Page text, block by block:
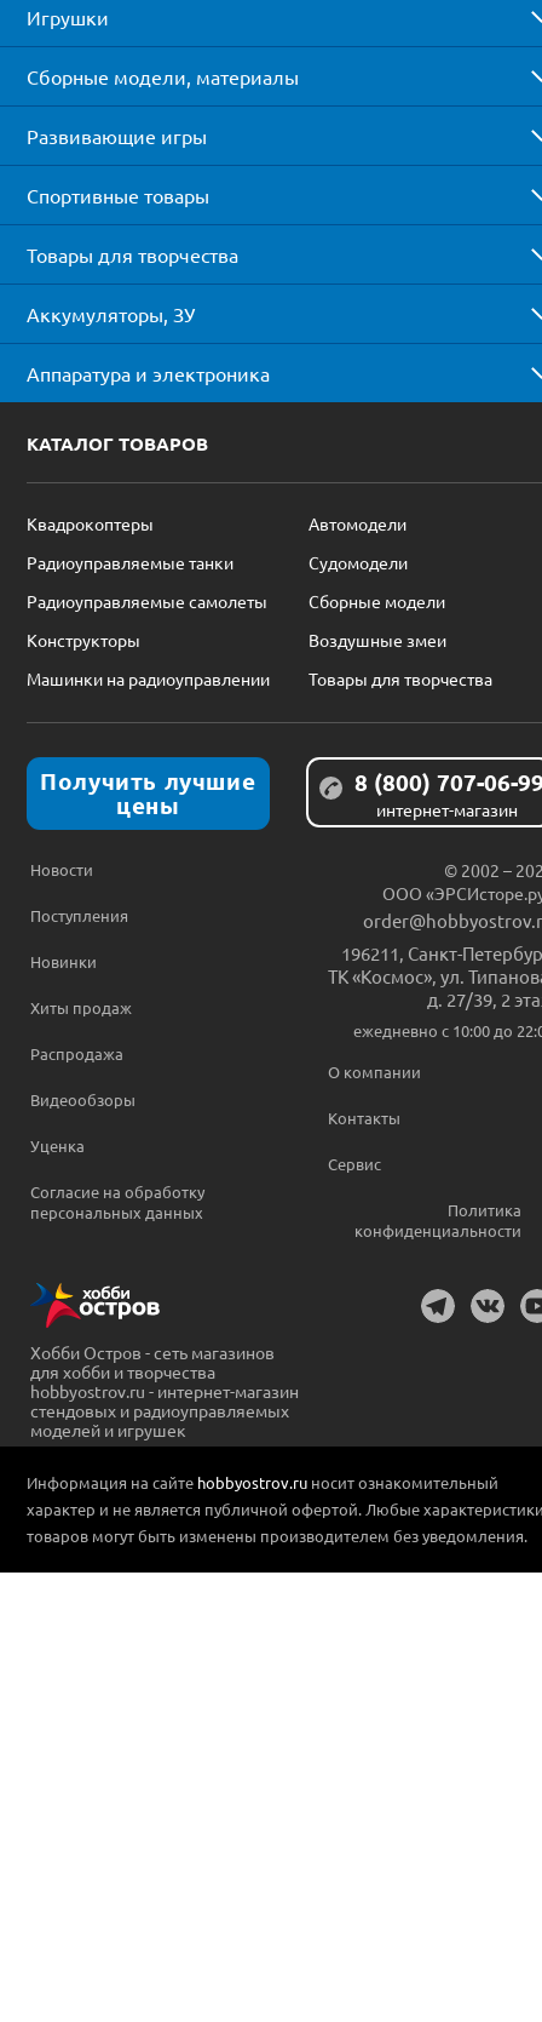
Игрушки
Сборные модели, материалы
Развивающие игры
Спортивные товары
Товары для творчества
Аккумуляторы, ЗУ
Аппаратура и электроника
КАТАЛОГ ТОВАРОВ
Квадрокоптеры
Автомодели
Радиоуправляемые танки
Судомодели
Радиоуправляемые самолеты
Сборные модели
Конструкторы
Воздушные змеи
Машинки на радиоуправлении
Товары для творчества
Получить лучшие
цены
8 (800) 707-06-
интернет-магазин
Новости
Поступления
Новинки
Хиты продаж
Распродажа
Видеообзоры
Уценка
Согласие на обработку
персональных данных
© 2002 –
ООО
196211 Санкт-
ТК «Космос», ул.
д. 27/39, 2
ежедневно c 10:00 до
О компании
Контакты
Сервис
Политика
конфиденциальности
Хобби Остров - сеть магазинов
для хобби и творчества
hobbyostrov.ru - интернет-магазин
стендовых и радиоуправляемых
моделей и игрушек
Информация на сайте hobbyostrov.ru носит ознакомительный
характер и не является публичной офертой. Любые
товаров могут быть изменены производителем без уведомления.